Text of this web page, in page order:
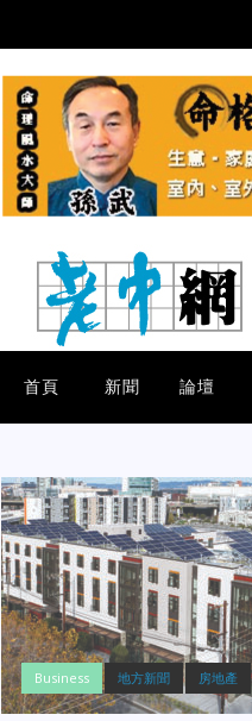
首頁 新聞 論壇
Business 地方新聞 房地產